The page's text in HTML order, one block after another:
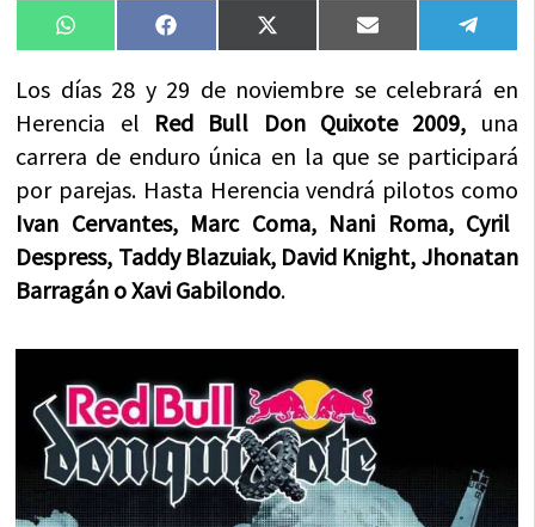
Compartir
en
WhatsAppCompartir
en
FacebookCompartir
en
X
(Twitter)
Compartir
en
Email
en
Los días 28 y 29 de noviembre se celebrará en
Herencia el Red Bull Don Quixote 2009, una
carrera de enduro única en la que se participará
por parejas. Hasta Herencia vendrá pilotos como
Ivan Cervantes, Marc Coma, Nani Roma, Cyril
Despress, Taddy Blazuiak, David Knight, Jhonatan
Barragán o Xavi Gabilondo.